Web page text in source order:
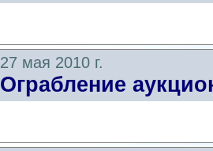
27 мая 2010 г.
Ограбление